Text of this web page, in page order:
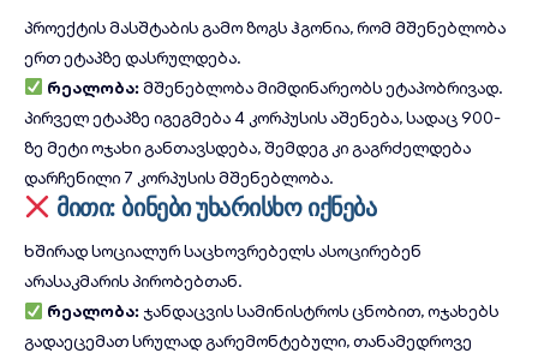
პროექტის მასშტაბის გამო ზოგს ჰგონია, რომ მშენებლობა
ერთ ეტაპზე დასრულდება.
რეალობა:მშენებლობა მიმდინარეობს ეტაპობრივად.
პირველ ეტაპზე იგეგმება 4 კორპუსის აშენება, სადაც 900-
ზე მეტი ოჯახი განთავსდება, შემდეგ კი გაგრძელდება
დარჩენილი 7 კორპუსის მშენებლობა.
მითი: ბინები უხარისხო იქნება
ხშირად სოციალურ საცხოვრებელს ასოცირებენ
არასაკმარის პირობებთან.
რეალობა:ჯანდაცვის სამინისტროს ცნობით, ოჯახებს
გადაეცემათ სრულად გარემონტებული, თანამედროვე